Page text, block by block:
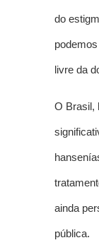
do
livre da
O Brasil,
ainda
pública.